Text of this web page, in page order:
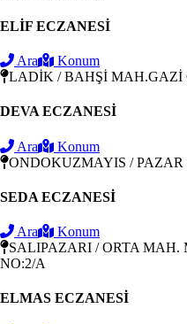
ELİF ECZANESİ
Ara
Konum
LADİK / BAHŞİ MAH.GAZİ
DEVA ECZANESİ
Ara
Konum
ONDOKUZMAYIS / PAZAR
SEDA ECZANESİ
Ara
Konum
SALIPAZARI / ORTA
NO:2/A
ELMAS ECZANESİ